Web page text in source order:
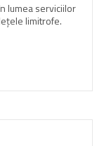
lumea serviciilor
limitrofe.